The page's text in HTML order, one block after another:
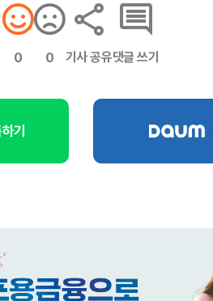
0 0 기사 공유댓글 쓰기
기